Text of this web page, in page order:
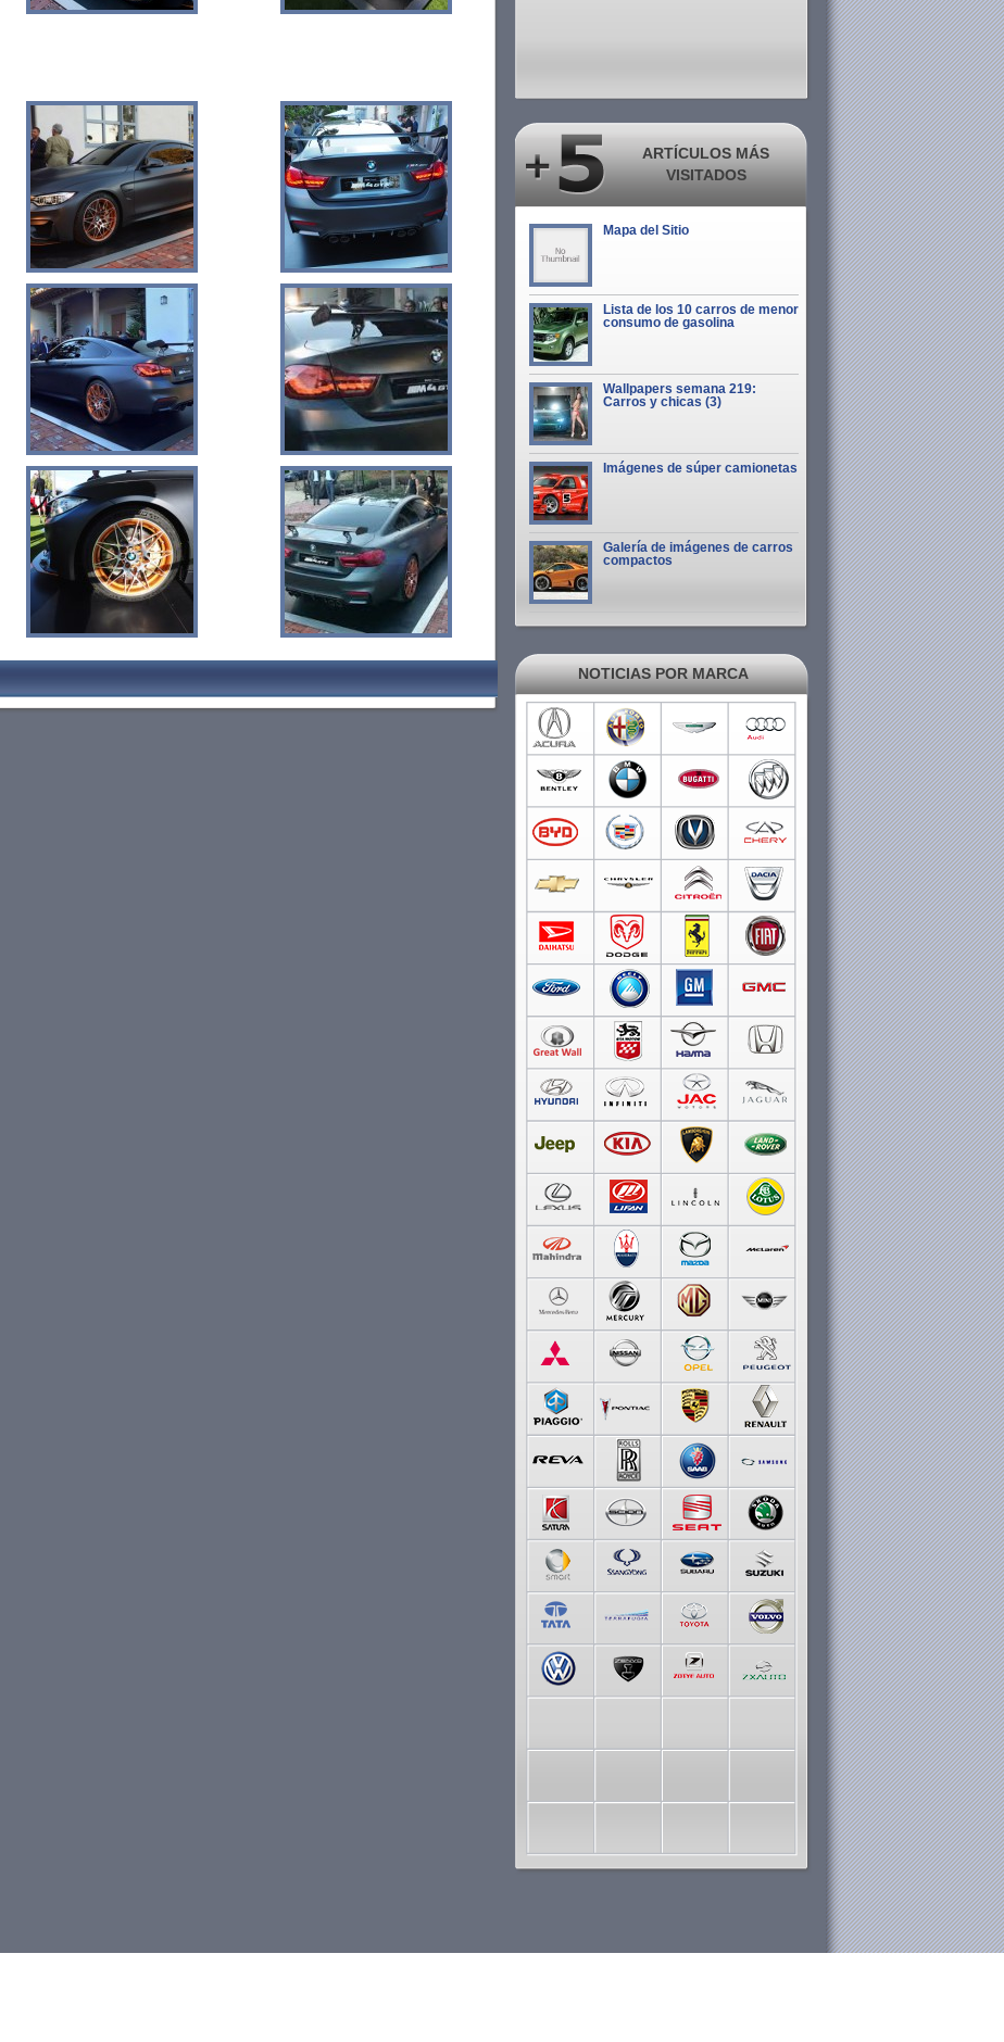
ARTÍCULOS MÁS
VISITADOS
Mapa del Sitio
Lista de los 10 carros de menor
consumo de gasolina
Wallpapers semana 219:
Carros y chicas (3)
Imágenes de súper camionetas
Galería de imágenes de carros
compactos
NOTICIAS POR MARCA